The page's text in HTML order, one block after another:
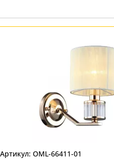
OML-66411-01